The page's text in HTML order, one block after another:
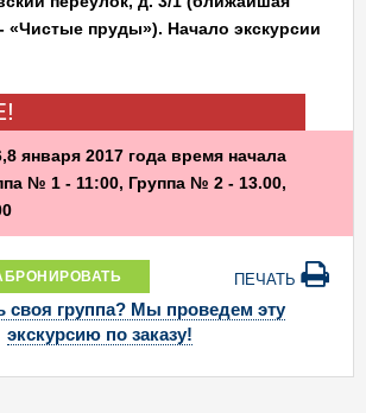
«Чистые пруды»). Начало экскурсии
января 2017 года время начала
№ 1 - 11:00, Группа № 2 - 13.00,
ПЕЧАТЬ
своя группа? Мы проведем эту
экскурсию по заказу!